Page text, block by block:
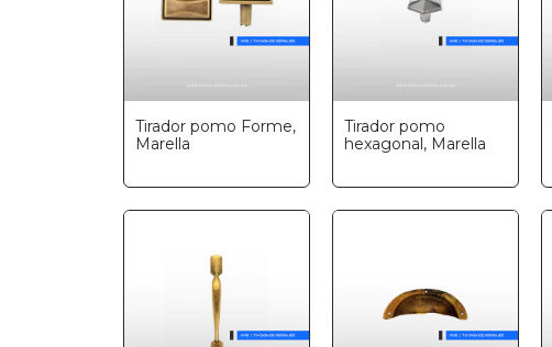
Tirador pomo Forme,
Marella
Tirador pomo
hexagonal, Marella